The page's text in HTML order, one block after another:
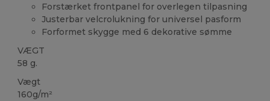
Forstærket frontpanel for overlegen tilpasning
Justerbar velcrolukning for universel pasform
Forformet skygge med 6 dekorative sømme
VÆGT
58 g.
Vægt
160g/m²